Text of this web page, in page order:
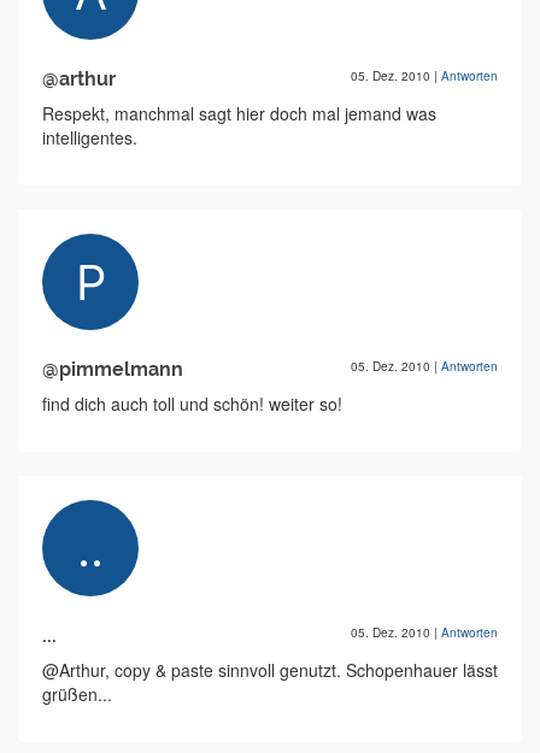
@arthur 05. Dez. 2010 | Antworten
Respekt, manchmal sagt hier doch mal jemand was
intelligentes.
@pimmelmann 05. Dez. 2010 | Antworten
find dich auch toll und schön! weiter so!
... 05. Dez. 2010 | Antworten
@Arthur, copy & paste sinnvoll genutzt. Schopenhauer lässt
grüßen...